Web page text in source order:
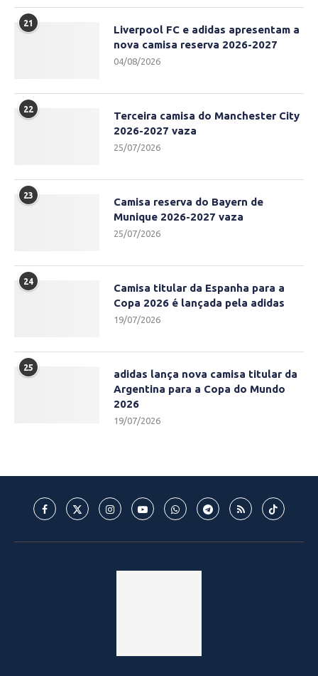
21
Liverpool FC e adidas apresentam a
nova camisa reserva 2026-2027
04/08/2026
22
Terceira camisa do Manchester City
2026-2027 vaza
25/07/2026
23
Camisa reserva do Bayern de
Munique 2026-2027 vaza
25/07/2026
24
Camisa titular da Espanha para a
Copa 2026 é lançada pela adidas
19/07/2026
25
adidas lança nova camisa titular da
Argentina para a Copa do Mundo
2026
19/07/2026